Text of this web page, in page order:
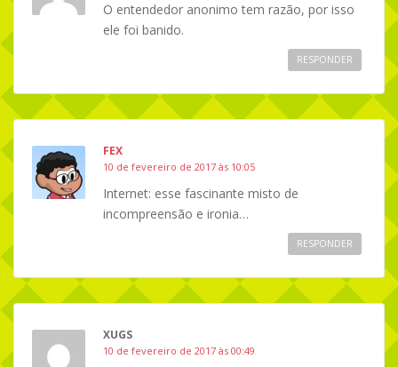
O entendedor anonimo tem razão, por isso
ele foi banido.
RESPONDER
FEX
10 de fevereiro de 2017 às 10:05
Internet: esse fascinante misto de
incompreensão e ironia…
RESPONDER
XUGS
10 de fevereiro de 2017 às 00:49